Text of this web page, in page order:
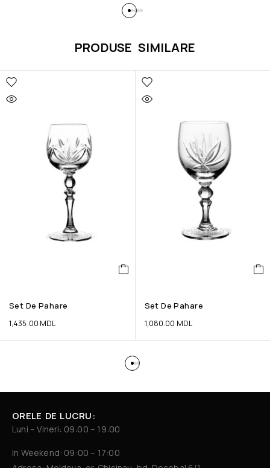
PRODUSE SIMILARE
Set De Pahare
1,435.00 MDL
Set De Pahare
1,080.00 MDL
ORELE DE LUCRU:
Luni – Vineri: 09:00 – 19:00
In Weekend: 09:00 – 17:00